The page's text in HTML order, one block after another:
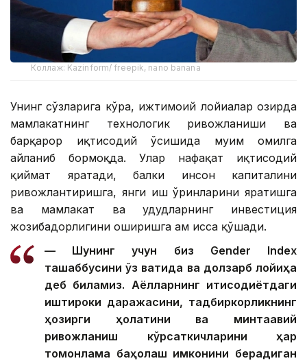
Коллаж: Kazinform/ freepik, nano banana
Унинг сўзларига кўра, ижтимоий лойиҳалар ҳозирда
мамлакатнинг технологик ривожланиши ва
барқарор иқтисодий ўсишида муҳим омилга
айланиб бормоқда. Улар нафақат иқтисодий
қиймат яратади, балки инсон капиталини
ривожлантиришга, янги иш ўринларини яратишга
ва мамлакат ва ҳудудларнинг инвестиция
жозибадорлигини оширишга ҳам ҳисса қўшади.
— Шунинг учун биз Gender Index
ташаббусини ўз вақтида ва долзарб лойиҳа
деб биламиз. Аёлларнинг иқтисодиётдаги
иштироки даражасини, тадбиркорликнинг
ҳозирги ҳолатини ва минтақавий
ривожланиш кўрсаткичларини ҳар
томонлама баҳолаш имконини берадиган